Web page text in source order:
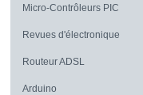
Micro-Contrôleurs PIC
Revues d'électronique
Routeur ADSL
Arduino